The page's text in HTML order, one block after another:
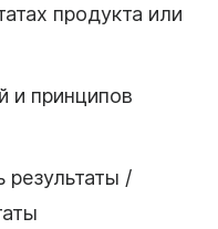
продукта или
и принципов
результаты /